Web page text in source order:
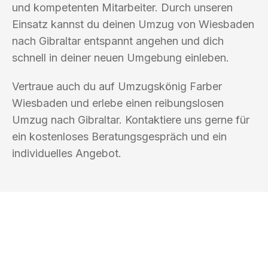
und kompetenten Mitarbeiter. Durch unseren
Einsatz kannst du deinen Umzug von Wiesbaden
nach Gibraltar entspannt angehen und dich
schnell in deiner neuen Umgebung einleben.
Vertraue auch du auf Umzugskönig Farber
Wiesbaden und erlebe einen reibungslosen
Umzug nach Gibraltar. Kontaktiere uns gerne für
ein kostenloses Beratungsgespräch und ein
individuelles Angebot.